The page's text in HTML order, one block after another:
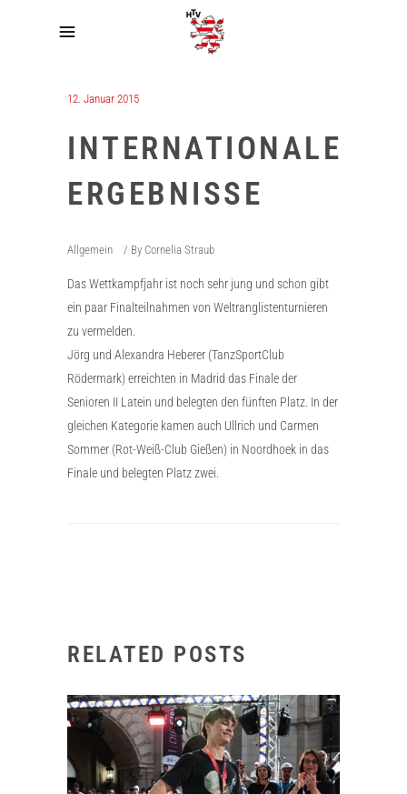
12. Januar 2015
INTERNATIONALE
ERGEBNISSE
Allgemein By Cornelia Straub
Das Wettkampfjahr ist noch sehr jung und schon gibt
ein paar Finalteilnahmen von Weltranglistenturnieren
zu vermelden.
Jörg und Alexandra Heberer (TanzSportClub
Rödermark) erreichten in Madrid das Finale der
Senioren II Latein und belegten den fünften Platz. In der
gleichen Kategorie kamen auch Ullrich und Carmen
Sommer (Rot-Weiß-Club Gießen) in Noordhoek in das
Finale und belegten Platz zwei.
RELATED POSTS